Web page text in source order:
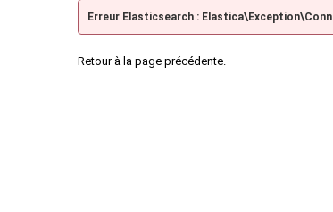
Erreur Elasticsearch :
Retour à la page précédente.